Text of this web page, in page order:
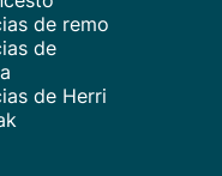
de remo
de
de Herri